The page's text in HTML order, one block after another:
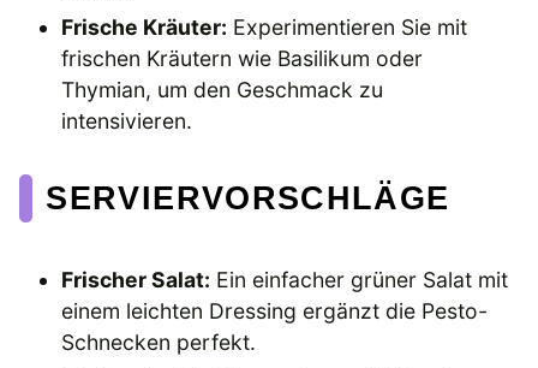
Frische Kräuter: Experimentieren Sie mit
frischen Kräutern wie Basilikum oder
Thymian, um den Geschmack zu
intensivieren.
SERVIERVORSCHLÄGE
Frischer Salat: Ein einfacher grüner Salat mit
einem leichten Dressing ergänzt die Pesto-
Schnecken perfekt.